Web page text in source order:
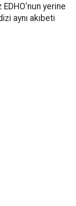
yerine
aynı akıbeti